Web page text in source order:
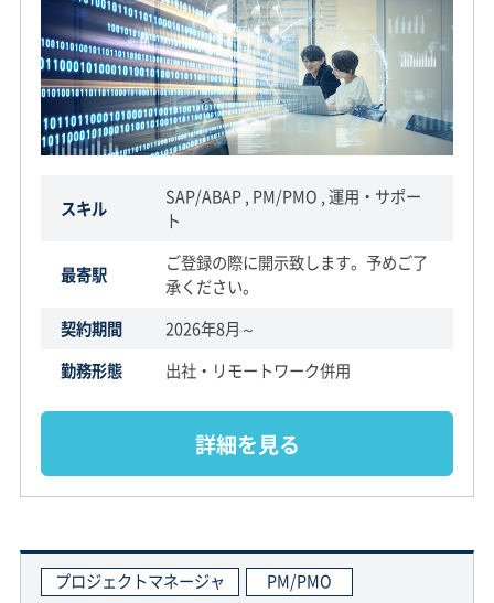
スキル
SAP/ABAP , PM/PMO , 運用・サポー
ト
最寄駅
ご登録の際に開示致します。予めご了
承ください。
契約期間
2026年8月～
勤務形態
出社・リモートワーク併用
詳細を見る
プロジェクトマネージャ
PM/PMO